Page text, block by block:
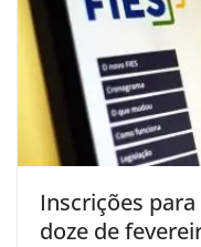
Inscrições
doze de